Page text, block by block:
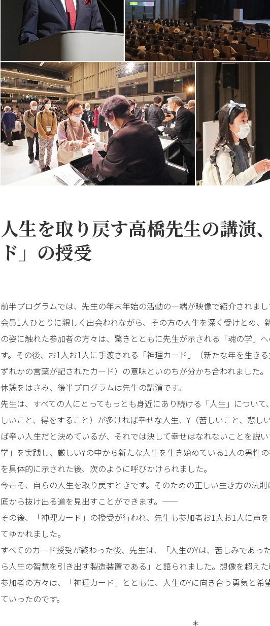
人生を取り戻す――高橋先生の講演
ド」の授受
前半プログラムでは、先生の年末年始の活動の一端が映像で紹介されまし
会員1人ひとりに親しく出会われながら、その方の人生を深く受けとめ、
の姿に触れた参加者の方々は、驚きとともに先生が示される「魂の学」
す。その後、お1人お1人に手渡される「神理カード」（新たな年を生き
ずれかの言葉が記されたカード）の意味といのちが分かち合われました。
休憩をはさみ、後半プログラムは先生の講演です。
先生は、すべての人にとってもっとも身近にあり続ける「人生」につい
しいこと、得をすること）が多ければ幸せな人生、Y（苦しいこと、悲し
ば辛い人生だと決めているが、それでは決して幸せはなれないことを説
学」を実践し、厳しいYの中から新たな人生を生き始めている1人の男性
を具体的に示された後、次のように呼びかけられました。
――今こそ、自らの人生を取り戻すときです。そのための正しい生き方の法
底から抜け出る道を見出すことができます。――
その後、「神理カード」の授受が行われ、先生も参加者お1人お1人に声
てゆかれました。
すべてのカード授受が終わった後、先生は、「人生のYは、苦しみであっ
ら人生の智慧を引き出す製造装置である」と語られました。想像を超えた
参加者の方々は、「神理カード」とともに、人生のYに向き合う勇気と希
ていったのです。
＊